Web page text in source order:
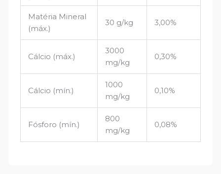
Matéria Mineral
(máx.)
30 g/kg 3,00%
Cálcio (máx.)
3000
mg/kg
0,30%
Cálcio (mín.)
1000
mg/kg
0,10%
Fósforo (mín.)
800
mg/kg
0,08%